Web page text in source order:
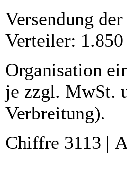
Versendung
Verteiler:
Organisation
je zzgl. MwSt.
Verbreitung).
Chiffre 3113 |